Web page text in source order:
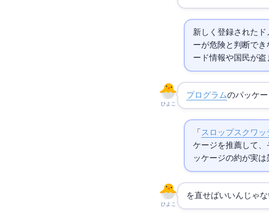
新しく登録された
ーが危険と判断で
ード情報や国民IDが
ひよこ
プログラムのパッケ
「 スロップスクワッ
ケージを推薦して、
ッケージの約20%が
ひよこ
AIを直せばいいんじゃ